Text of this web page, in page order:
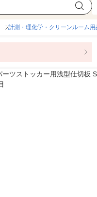
計測・理化学・クリーンルーム用